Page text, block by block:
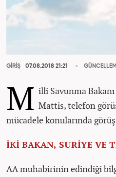
GİRİŞ 07.08.2018 21:21
M illi Savunma
Mattis, telefon
mücadele konularında
İKİ BAKAN, SURİYE VE
AA muhabirinin edindiği